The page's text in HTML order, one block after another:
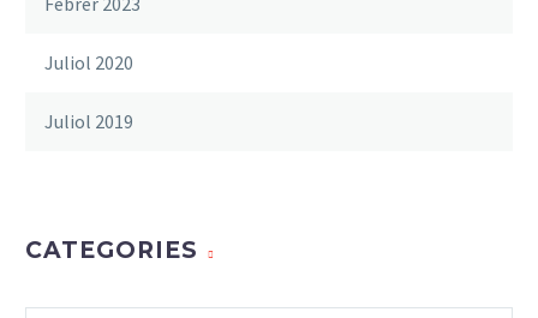
Juliol 2020
Juliol 2019
CATEGORIES